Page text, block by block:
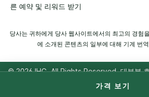
가격 보기
른 예약 및 리워드 받기
당사는 귀하에게 당사 웹사이트에서의 최고의 경험
에 소개된 콘텐츠의 일부에 대해 기계 번
© 2026 IHG. All Rights Reserved. 대부분
및 운영됩니다.